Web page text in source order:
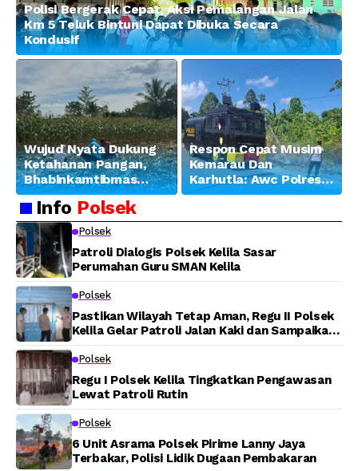
Polisi Bergerak Cepat, Aksi Pemalangan Jalan
Km 5 Teluk Bintuni Dapat Dibuka Secara
Kondusif
Wujud Nyata Dukung
Ketahanan Pangan,
Bhabinkamtibmas
Banjar Ausoy Turun
Langsung Bantu
Warga Panen Jagung
Respon Cepat Musim
Kemarau Dan
Karhutla: Awc Polres
Teluk Bintuni
Lahan di Jalan Poros
Info Polsek
Polsek
Patroli Dialogis Polsek Kelila Sasar
Perumahan Guru SMAN Kelila
Polsek
Pastikan Wilayah Tetap Aman, Regu II Polsek
Kelila Gelar Patroli Jalan Kaki dan Sampaikan
Polsek
Regu I Polsek Kelila Tingkatkan Pengawasan
Lewat Patroli Rutin
Polsek
6 Unit Asrama Polsek Pirime Lanny Jaya
Terbakar, Polisi Lidik Dugaan Pembakaran